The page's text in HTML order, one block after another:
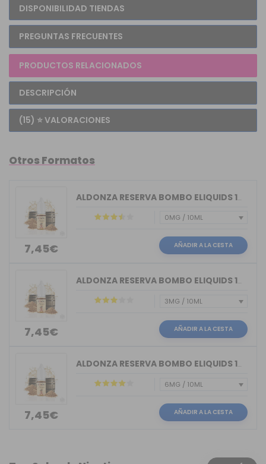
DISPONIBILIDAD TIENDAS
PREGUNTAS FRECUENTES
PRODUCTOS RELACIONADOS
DESCRIPCIÓN
(15) ⭐ VALORACIONES
Otros Formatos
7,45€
ALDONZA RESERVA BOMBO ELIQUIDS 10ML 0MG
AÑADIR A LA CESTA
7,45€
ALDONZA RESERVA BOMBO ELIQUIDS 10ML 3MG
AÑADIR A LA CESTA
7,45€
ALDONZA RESERVA BOMBO ELIQUIDS 10ML 6MG
AÑADIR A LA CESTA